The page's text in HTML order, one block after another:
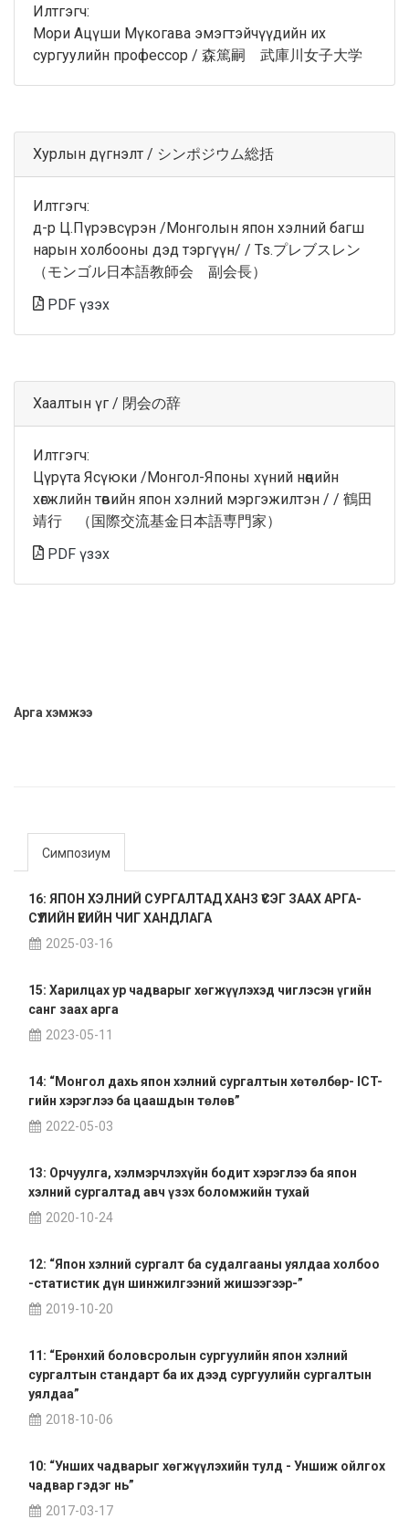
Илтгэгч:
Мори Ацүши Мүкогава эмэгтэйчүүдийн их
сургуулийн профессор / 森篤嗣 武庫川女子大学
Хурлын дүгнэлт / シンポジウム総括
Илтгэгч:
д-р Ц.Пүрэвсүрэн /Монголын япон хэлний багш
нарын холбооны дэд тэргүүн/ / Ts.プレブスレン
（モンゴル日本語教師会 副会長）
PDF үзэх
Хаалтын үг / 閉会の辞
Илтгэгч:
Цүрүта Ясүюки /Монгол-Японы хүний нөөцийн
хөгжлийн төвийн япон хэлний мэргэжилтэн / / 鶴田
靖行 （国際交流基金日本語専門家）
PDF үзэх
Арга хэмжээ
Симпозиум
16: ЯПОН ХЭЛНИЙ СУРГАЛТАД ХАНЗ ҮСЭГ ЗААХ АРГА-
СҮҮЛИЙН ҮЕИЙН ЧИГ ХАНДЛАГА
2025-03-16
15: Харилцах ур чадварыг хөгжүүлэхэд чиглэсэн үгийн
санг заах арга
2023-05-11
14: “Монгол дахь япон хэлний сургалтын хөтөлбөр- ICT-
гийн хэрэглээ ба цаашдын төлөв”
2022-05-03
13: Орчуулга, хэлмэрчлэхүйн бодит хэрэглээ ба япон
хэлний сургалтад авч үзэх боломжийн тухай
2020-10-24
12: “Япон хэлний сургалт ба судалгааны уялдаа холбоо
-статистик дүн шинжилгээний жишээгээр-”
2019-10-20
11: “Ерөнхий боловсролын сургуулийн япон хэлний
сургалтын стандарт ба их дээд сургуулийн сургалтын
уялдаа”
2018-10-06
10: “Унших чадварыг хөгжүүлэхийн тулд - Уншиж ойлгох
чадвар гэдэг нь”
2017-03-17